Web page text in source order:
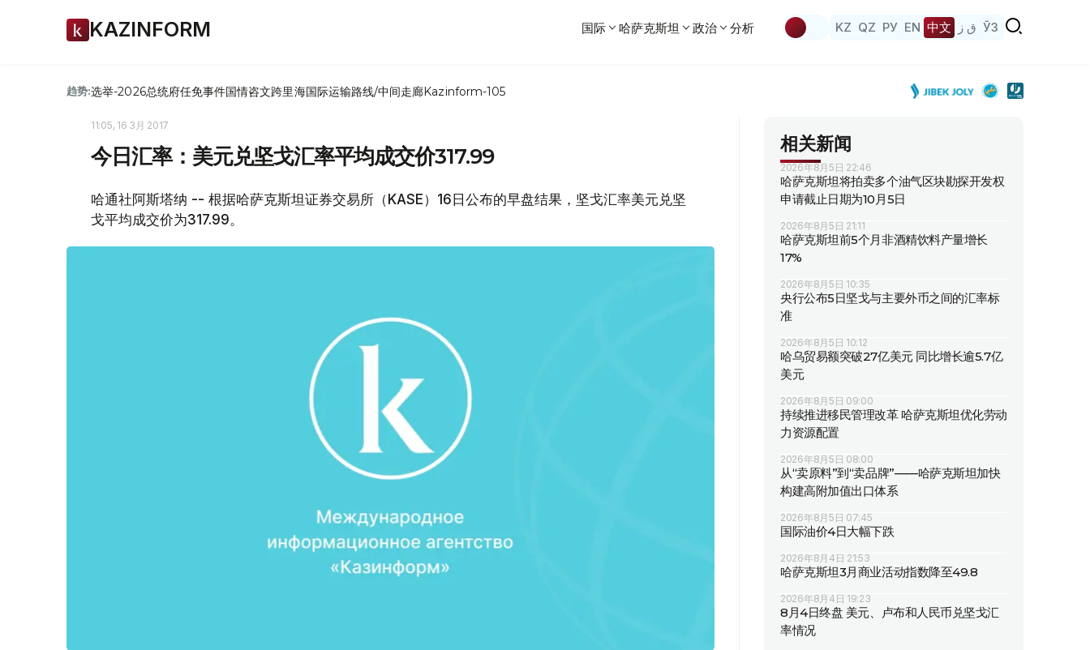
KAZINFORM 国际 哈萨克斯坦 政治 分析 KZ QZ РУ EN 中文 ق ز ЎЗ
趋势:选举-2026总统府任免事件国情咨文跨里海国际运输路线/中间走廊Kazinform-105
11:05, 16 3月 2017
今日汇率：美元兑坚戈汇率平均成交价317.99
哈通社阿斯塔纳 -- 根据哈萨克斯坦证券交易所（KASE）16日公布的早盘结果，坚戈汇率美元兑坚
戈平均成交价为317.99。
相关新闻
2026年8月5日 22:46
哈萨克斯坦将拍卖多个油气区块勘探开发权
申请截止日期为10月5日
2026年8月5日 21:11
哈萨克斯坦前5个月非酒精饮料产量增长
17%
2026年8月5日 10:35
央行公布5日坚戈与主要外币之间的汇率标
准
2026年8月5日 10:12
哈乌贸易额突破27亿美元 同比增长逾5.7亿
美元
2026年8月5日 09:00
持续推进移民管理改革 哈萨克斯坦优化劳动
力资源配置
2026年8月5日 08:00
从“卖原料”到“卖品牌”——哈萨克斯坦加快
构建高附加值出口体系
2026年8月5日 07:45
国际油价4日大幅下跌
2026年8月4日 21:53
哈萨克斯坦3月商业活动指数降至49.8
2026年8月4日 19:23
8月4日终盘 美元、卢布和人民币兑坚戈汇
率情况